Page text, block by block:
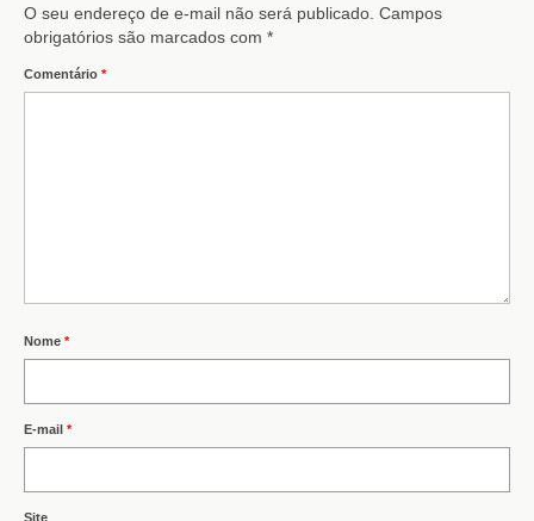
O seu endereço de e-mail não será publicado. Campos
obrigatórios são marcados com *
Comentário *
Nome *
E-mail *
Site